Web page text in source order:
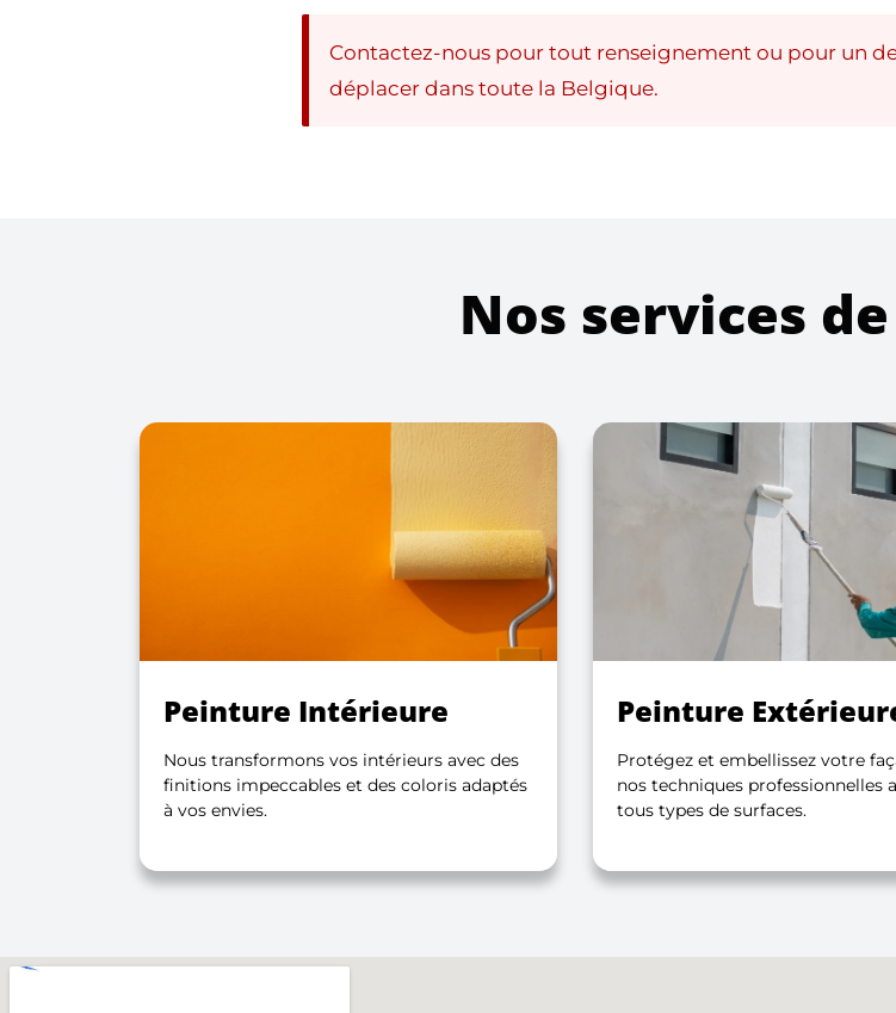
Contactez-nous pour tout renseignement ou pour un
déplacer dans toute la Belgique.
Nos services
Peinture Intérieure
Nous transformons vos intérieurs avec des
finitions impeccables et des coloris adaptés
à vos envies.
Peinture
Protégez et embellissez votre
nos techniques professionnelles
tous types de surfaces.